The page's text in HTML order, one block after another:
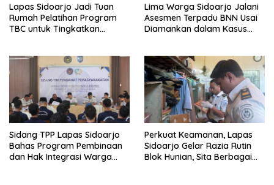
Lapas Sidoarjo Jadi Tuan
Rumah Pelatihan Program
TBC untuk Tingkatkan
Lima Warga Sidoarjo Jalani
Asesmen Terpadu BNN Usai
Diamankan dalam Kasus
Sidang TPP Lapas Sidoarjo
Bahas Program Pembinaan
dan Hak Integrasi Warga
Perkuat Keamanan, Lapas
Sidoarjo Gelar Razia Rutin
Blok Hunian, Sita Berbagai